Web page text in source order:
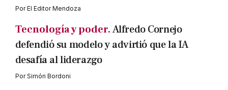
PorEl Editor Mendoza
Tecnología y poder.Alfredo Cornejo
defendió su modelo y advirtió que la IA
desafía al liderazgo
PorSimón Bordoni